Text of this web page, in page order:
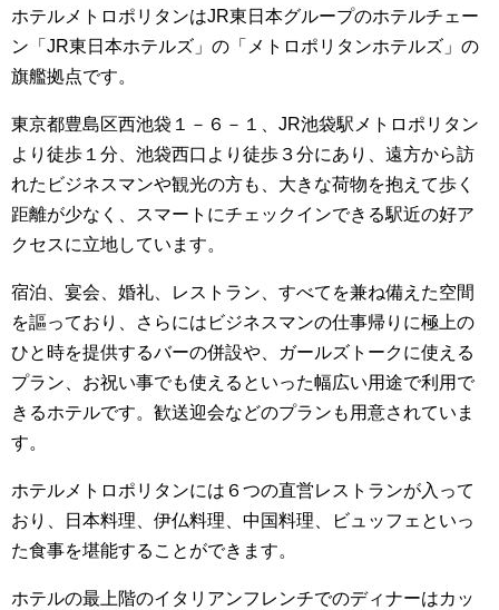
ホテルメトロポリタンはJR東日本グループのホテルチェー
ン「JR東日本ホテルズ」の「メトロポリタンホテルズ」の
旗艦拠点です。
東京都豊島区西池袋１－６－１、JR池袋駅メトロポリタン
より徒歩１分、池袋西口より徒歩３分にあり、遠方から訪
れたビジネスマンや観光の方も、大きな荷物を抱えて歩く
距離が少なく、スマートにチェックインできる駅近の好ア
クセスに立地しています。
宿泊、宴会、婚礼、レストラン、すべてを兼ね備えた空間
を謳っており、さらにはビジネスマンの仕事帰りに極上の
ひと時を提供するバーの併設や、ガールズトークに使える
プラン、お祝い事でも使えるといった幅広い用途で利用で
きるホテルです。歓送迎会などのプランも用意されていま
す。
ホテルメトロポリタンには６つの直営レストランが入って
おり、日本料理、伊仏料理、中国料理、ビュッフェといっ
た食事を堪能することができます。
ホテルの最上階のイタリアンフレンチでのディナーはカッ